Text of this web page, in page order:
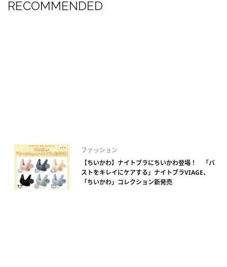
RECOMMENDED
ファッション
【ちいかわ】ナイトブラにちいかわ登場！ 「バ
ストをキレイにケアする」ナイトブラVIAGE、
「ちいかわ」コレクション新発売